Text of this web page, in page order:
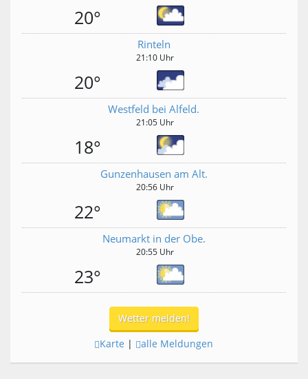
20°
Rinteln
21:10 Uhr
20°
Westfeld bei Alfeld.
21:05 Uhr
18°
Gunzenhausen am Alt.
20:56 Uhr
22°
Neumarkt in der Obe.
20:55 Uhr
23°
Wetter melden!
Karte | alle Meldungen